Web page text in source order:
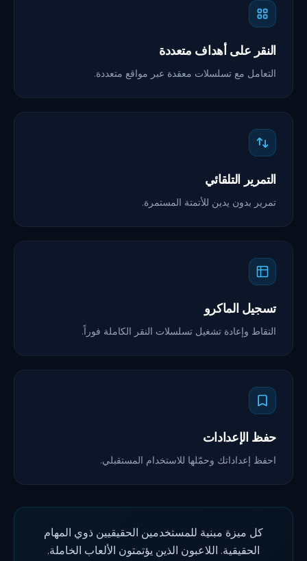
النقر على أهداف متعددة
التعامل مع تسلسلات معقدة عبر مواقع متعددة.
التمرير التلقائي
تمرير بدون يدين للأتمتة المستمرة.
تسجيل الماكرو
التقاط وإعادة تشغيل تسلسلات النقر الكاملة فوراً.
حفظ الإعدادات
احفظ إعداداتك وحمّلها للاستخدام المستقبلي.
كل ميزة مبنية للمستخدمين الحقيقيين ذوي المهام
الحقيقية. اللاعبون الذين يؤتمتون الألعاب الخاملة.